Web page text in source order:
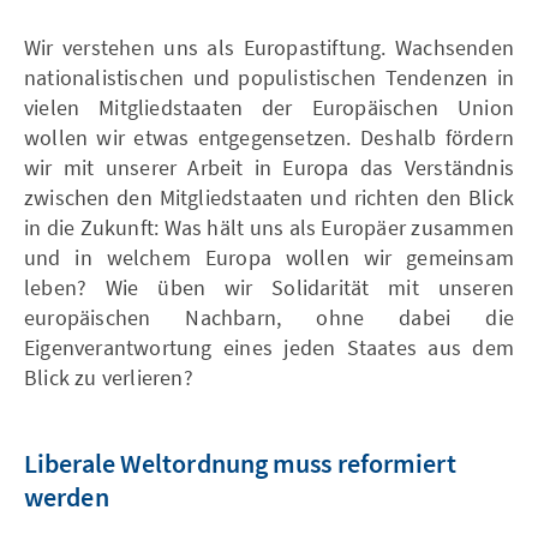
Wir verstehen uns als Europastiftung. Wachsenden
nationalistischen und populistischen Tendenzen in
vielen Mitgliedstaaten der Europäischen Union
wollen wir etwas entgegensetzen. Deshalb fördern
wir mit unserer Arbeit in Europa das Verständnis
zwischen den Mitgliedstaaten und richten den Blick
in die Zukunft: Was hält uns als Europäer zusammen
und in welchem Europa wollen wir gemeinsam
leben? Wie üben wir Solidarität mit unseren
europäischen Nachbarn, ohne dabei die
Eigenverantwortung eines jeden Staates aus dem
Blick zu verlieren?
Liberale Weltordnung muss reformiert
werden